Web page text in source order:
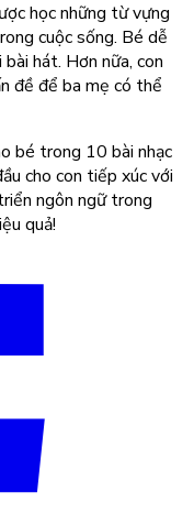
học những từ vựng
cuộc sống. Bé dễ
hát. Hơn nữa, con
đề để ba mẹ có thể
bé trong 10 bài nhạc
cho con tiếp xúc với
ngôn ngữ trong
quả!